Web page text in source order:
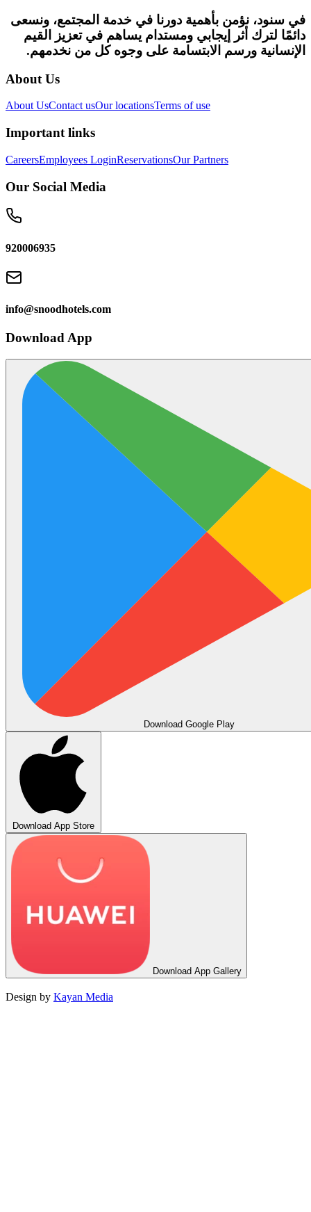
في سنود، نؤمن بأهمية دورنا في خدمة المجتمع، ونسعى
دائمًا لترك أثر إيجابي ومستدام يساهم في تعزيز القيم
الإنسانية ورسم الابتسامة على وجوه كل من نخدمهم.
About Us
About UsContact usOur locationsTerms of use
Important links
CareersEmployees LoginReservationsOur Partners
Our Social Media
920006935
info@snoodhotels.com
Download App
Download Google Play
Download App Store
Download App Gallery
Design by Kayan Media